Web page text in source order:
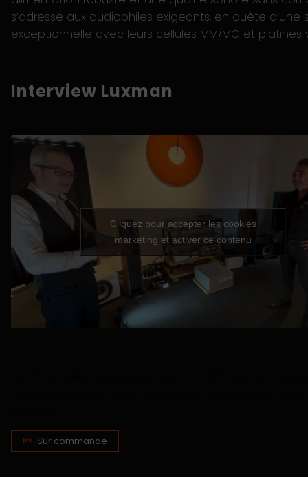
s’adresse aux audiophiles exigeants, en quête d’une
exceptionnelle avec leurs cellules MM/MC et platines
Interview Luxman
Cliquez pour accepter les cookies
marketing et activer ce contenu
Sur commande